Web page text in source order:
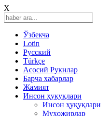
X
Ўзбекча
Lotin
Русский
Türkçe
Асосий Рукнлар
Барча хабарлар
Жамият
Инсон ҳуқуқлари
Инсон ҳуқуқлари
Муҳожирлар